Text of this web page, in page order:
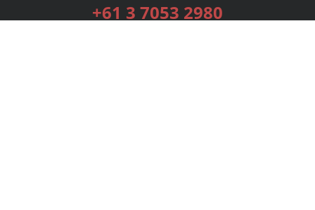
+61 3 7053 2980